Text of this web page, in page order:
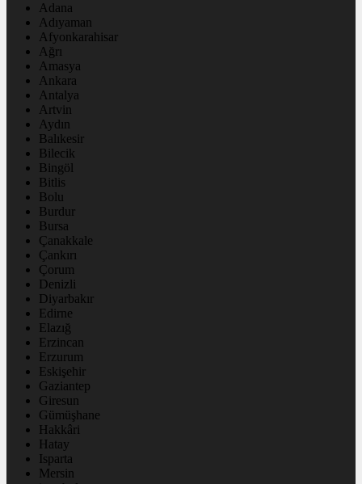
Adana
Adıyaman
Afyonkarahisar
Ağrı
Amasya
Ankara
Antalya
Artvin
Aydın
Balıkesir
Bilecik
Bingöl
Bitlis
Bolu
Burdur
Bursa
Çanakkale
Çankırı
Çorum
Denizli
Diyarbakır
Edirne
Elazığ
Erzincan
Erzurum
Eskişehir
Gaziantep
Giresun
Gümüşhane
Hakkâri
Hatay
Isparta
Mersin